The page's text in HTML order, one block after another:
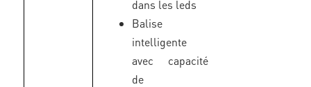
dans les leds
Balise
intelligente
avec capacité
de